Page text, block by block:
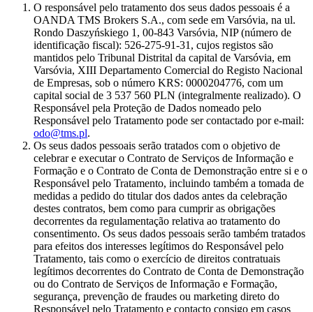
O responsável pelo tratamento dos seus dados pessoais é a
OANDA TMS Brokers S.A., com sede em Varsóvia, na ul.
Rondo Daszyńskiego 1, 00-843 Varsóvia, NIP (número de
identificação fiscal): 526-275-91-31, cujos registos são
mantidos pelo Tribunal Distrital da capital de Varsóvia, em
Varsóvia, XIII Departamento Comercial do Registo Nacional
de Empresas, sob o número KRS: 0000204776, com um
capital social de 3 537 560 PLN (integralmente realizado). O
Responsável pela Proteção de Dados nomeado pelo
Responsável pelo Tratamento pode ser contactado por e-mail:
odo@tms.pl.
Os seus dados pessoais serão tratados com o objetivo de
celebrar e executar o Contrato de Serviços de Informação e
Formação e o Contrato de Conta de Demonstração entre si e o
Responsável pelo Tratamento, incluindo também a tomada de
medidas a pedido do titular dos dados antes da celebração
destes contratos, bem como para cumprir as obrigações
decorrentes da regulamentação relativa ao tratamento do
consentimento. Os seus dados pessoais serão também tratados
para efeitos dos interesses legítimos do Responsável pelo
Tratamento, tais como o exercício de direitos contratuais
legítimos decorrentes do Contrato de Conta de Demonstração
ou do Contrato de Serviços de Informação e Formação,
segurança, prevenção de fraudes ou marketing direto do
Responsável pelo Tratamento e contacto consigo em casos